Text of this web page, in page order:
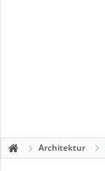
Architektur